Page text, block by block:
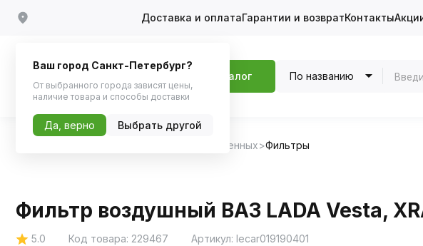
Доставка и оплатаГарантии и возвратКонтакты
Каталог По названию
Запчасти для отечественных Фильтры
Фильтр воздушный ВАЗ LADA Vesta,
5.0 Код товара: 229467 Артикул: lecar019190401
Ваш город Санкт-Петербург?
От выбранного города зависят цены,
наличие товара и способы доставки
Да, верно Выбрать другой